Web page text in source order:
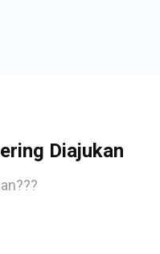
Diajukan